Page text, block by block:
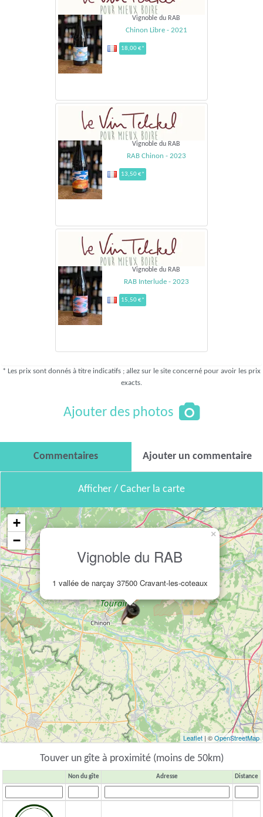
Vignoble du RAB
Chinon Libre - 2021
18,00 €*
Vignoble du RAB
RAB Chinon - 2023
13,50 €*
Vignoble du RAB
RAB Interlude - 2023
15,50 €*
* Les prix sont donnés à titre indicatifs ; allez sur le site concerné pour avoir les prix
exacts.
Ajouter des photos
Commentaires Ajouter un commentaire
Afficher / Cacher la carte
Vignoble du RAB
1 vallée de narçay 37500 Cravant-les-coteaux
×
+
−
Leaflet | ©OpenStreetMap
Touver un gîte à proximité (moins de 50km)
Non du gîte Adresse Distance